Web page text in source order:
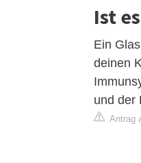
Ist
Ein
deinen
und der
Antrag